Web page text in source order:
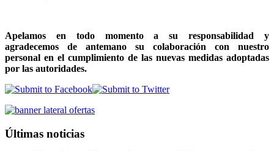
Apelamos en todo momento a su responsabilidad y
agradecemos de antemano su colaboración con nuestro
personal en el cumplimiento de las nuevas medidas adoptadas
por las autoridades.
Últimas noticias